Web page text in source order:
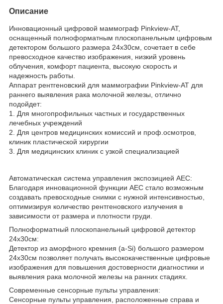
Описание
Инновационный цифровой маммограф Pinkview-AT,
оснащенный полноформатным плоскопанельным цифровым
детектором большого размера 24х30см, сочетает в себе
превосходное качество изображения, низкий уровень
облучения, комфорт пациента, высокую скорость и
надежность работы.
Аппарат рентгеновский для маммографии Pinkview-AT для
раннего выявления рака молочной железы, отлично
подойдет:
1. Для многопрофильных частных и государственных
лечебных учреждений
2. Для центров медицинских комиссий и проф.осмотров,
клиник пластической хирургии
3. Для медицинских клиник с узкой специализацией
Автоматическая система управления экспозицией AEC:
Благодаря инновационной функции AEC стало возможным
создавать превосходные снимки с нужной интенсивностью,
оптимизируя количество рентгеновского излучения в
зависимости от размера и плотности груди.
Полноформатный плоскопанельный цифровой детектор
24х30см:
Детектор из аморфного кремния (a-Si) большого размером
24х30см позволяет получать высококачественные цифровые
изображения для повышения достоверности диагностики и
выявления рака молочной железы на ранних стадиях.
Современные сенсорные пульты управления:
Сенсорные пульты управления, расположенные справа и